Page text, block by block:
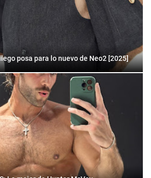
posa para lo nuevo de Neo2 [2025]